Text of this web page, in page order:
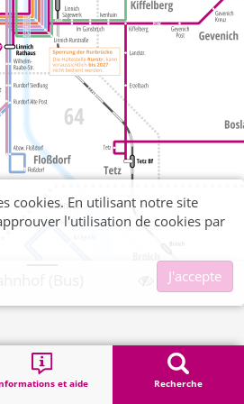
et aide Recherche
(Bus)
Bahnhof (Bus)
cookies. En utilisant notre site
l'utilisation de cookies par
J'accepte